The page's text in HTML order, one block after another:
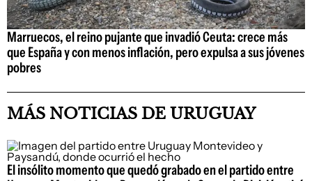
Marruecos, el reino pujante que invadió Ceuta: crece más
que España y con menos inflación, pero expulsa a sus jóvenes
pobres
MÁS NOTICIAS DE URUGUAY
El insólito momento que quedó grabado en el partido entre